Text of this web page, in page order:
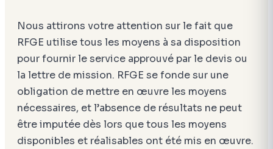
Nous attirons votre attention sur le fait que
RFGE utilise tous les moyens à sa disposition
pour fournir le service approuvé par le devis ou
la lettre de mission. RFGE se fonde sur une
obligation de mettre en œuvre les moyens
nécessaires, et l’absence de résultats ne peut
être imputée dès lors que tous les moyens
disponibles et réalisables ont été mis en œuvre.